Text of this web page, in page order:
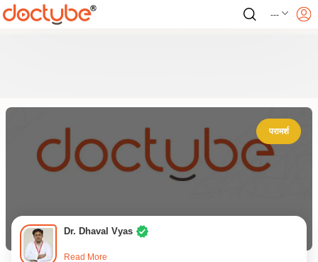
---
परामर्श
Dr. Dhaval Vyas
Read More